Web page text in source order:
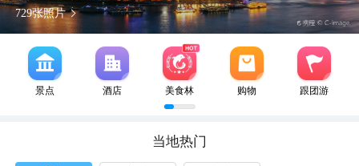
729张照片
景点 酒店 美食林 购物 跟团游
当地热门